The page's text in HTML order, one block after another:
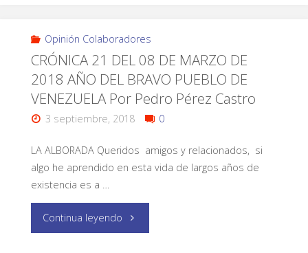
Opinión Colaboradores
CRÓNICA 21 DEL 08 DE MARZO DE
2018 AÑO DEL BRAVO PUEBLO DE
VENEZUELA Por Pedro Pérez Castro
3 septiembre, 2018 0
LA ALBORADA Queridos amigos y relacionados, si
algo he aprendido en esta vida de largos años de
existencia es a …
Continua leyendo